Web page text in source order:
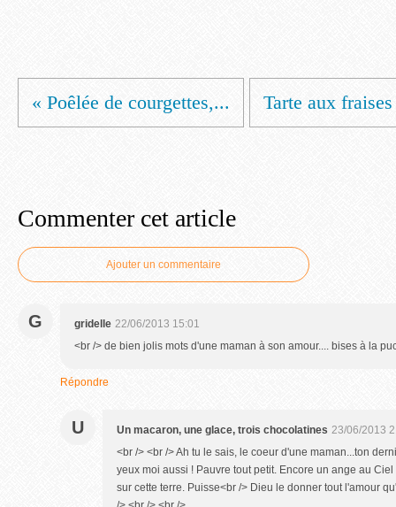
« Poêlée de courgettes,... Tarte aux
Commenter cet article
Ajouter un commentaire
G gridelle 22/06/2013 15:01
<br /> de bien jolis mots d'une maman à son amour.... bises à la
Répondre
U Un macaron, une glace, trois chocolatines 23/06/2013
<br /> <br /> Ah tu le sais, le coeur d'une maman...ton
yeux moi aussi ! Pauvre tout petit. Encore un ange au
sur cette terre. Puisse<br /> Dieu le donner tout l'amour